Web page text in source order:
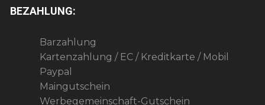
BEZAHLUNG:
Barzahlung
Kartenzahlung / EC / Kreditkarte / Mobil
Paypal
Maingutschein
Werbegemeinschaft-Gutschein